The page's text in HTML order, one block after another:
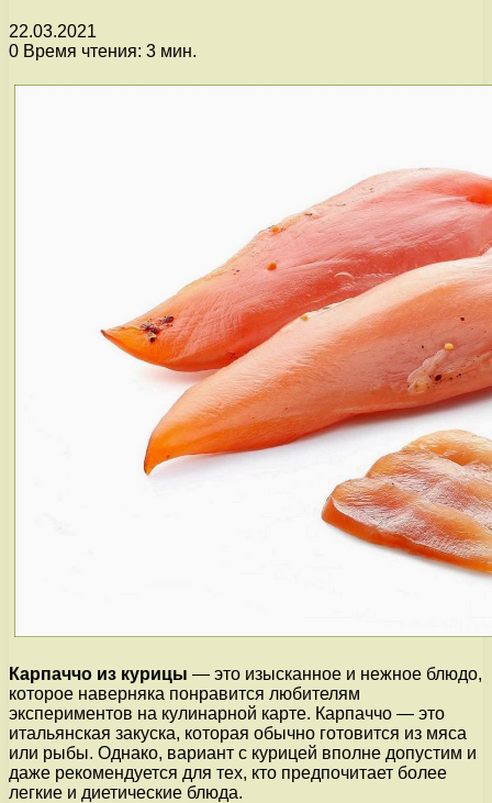
22.03.2021
0 Время чтения: 3 мин.
Карпаччо из курицы — это изысканное и нежное блюдо,
которое наверняка понравится любителям
экспериментов на кулинарной карте. Карпаччо — это
итальянская закуска, которая обычно готовится из мяса
или рыбы. Однако, вариант с курицей вполне допустим и
даже рекомендуется для тех, кто предпочитает более
легкие и диетические блюда.